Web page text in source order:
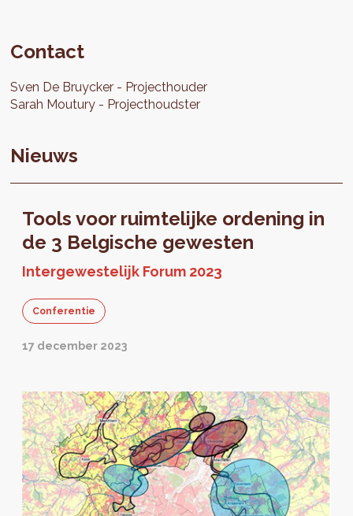
Contact
Sven De Bruycker
Projecthouder
Sarah Moutury Projecthoudster
Nieuws
Tools voor ruimtelijke ordening in
de 3 Belgische gewesten
Intergewestelijk Forum 2023
Conferentie
17 december 2023